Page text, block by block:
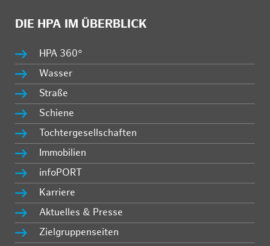
DIE HPA IM ÜBERBLICK
HPA 360°
Wasser
Straße
Schiene
Tochtergesellschaften
Immobilien
infoPORT
Karriere
Aktuelles & Presse
Zielgruppenseiten